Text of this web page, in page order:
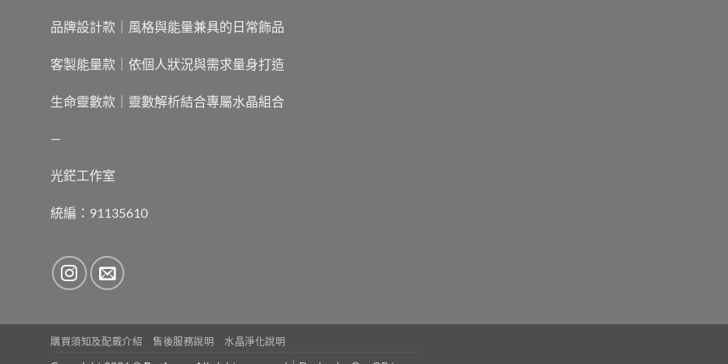
品牌設計款｜風格與能量兼具的日常飾品
客製能量款｜依個人狀況與需求量身打造
生命靈數款｜靈數解析結合專屬水晶組合
—
光鋩工作室
統編：91135610
購買須知及配戴介紹 售後服務說明 水晶淨化說明